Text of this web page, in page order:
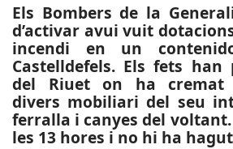
Els Bombers de la
d’activar avui vuit
incendi en un
Castelldefels. Els fets
del Riuet on ha cremat
divers mobiliari del seu
ferralla i canyes del voltant.
les 13 hores i no hi ha